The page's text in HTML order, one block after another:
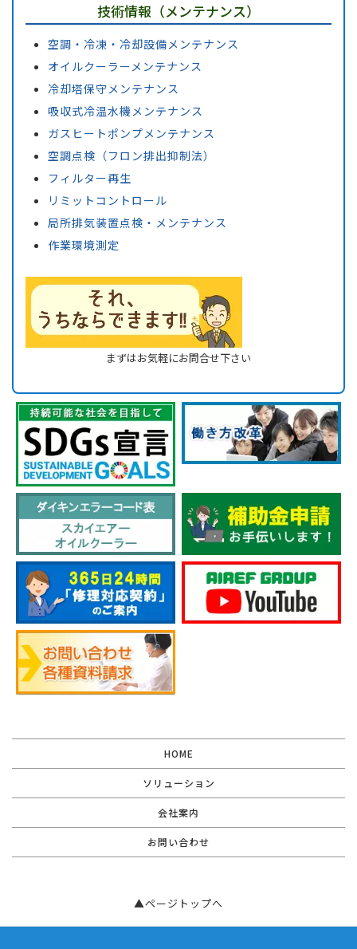
技術情報（メンテナンス）
空調・冷凍・冷却設備メンテナンス
オイルクーラーメンテナンス
冷却塔保守メンテナンス
吸収式冷温水機メンテナンス
ガスヒートポンプメンテナンス
空調点検（フロン排出抑制法）
フィルター再生
リミットコントロール
局所排気装置点検・メンテナンス
作業環境測定
まずはお気軽にお問合せ下さい
HOME
ソリューション
会社案内
お問い合わせ
▲ページトップへ